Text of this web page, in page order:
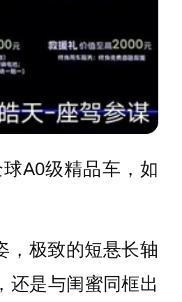
A0级精品车，如
，极致的短悬长轴
还是与闺蜜同框出